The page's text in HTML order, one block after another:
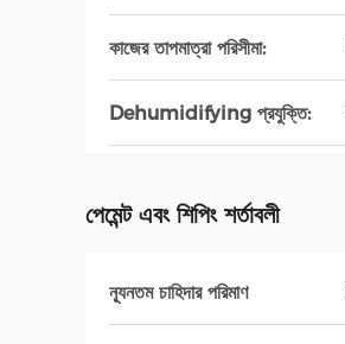
কাজের তাপমাত্রা পরিসীমা:
Dehumidifying প্রযুক্তি:
পেমেন্ট এবং শিপিং শর্তাবলী
ন্যূনতম চাহিদার পরিমাণ